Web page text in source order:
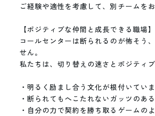
ご経験や適性を考慮して、別チームを
【ポジティブな仲間と成長できる職場】
コールセンターは断られるのが怖そう
せん。
私たちは、切り替えの速さとポジティ
・明るく励まし合う文化が根付いてい
・断られてもへこたれないガッツのあ
・自分の力で契約を勝ち取るゲームの